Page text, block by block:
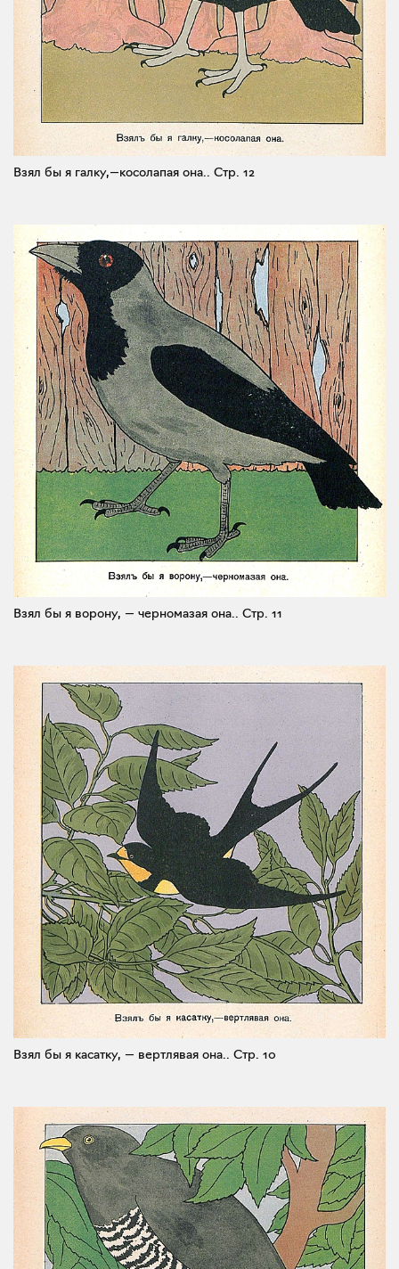
Взял бы я галку,—косолапая она.. Стр. 12
Взял бы я ворону, — черномазая она.. Стр. 11
Взял бы я касатку, — вертлявая она.. Стр. 10